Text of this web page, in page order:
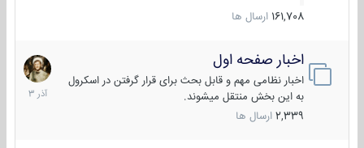
161,708 ارسال ها
اخبار صفحه اول
اخبار نظامی مهم و قابل بحث برای قرار گرفتن در اسکرول
به این بخش منتقل میشوند.
2,339 ارسال ها
7
آذر
1403